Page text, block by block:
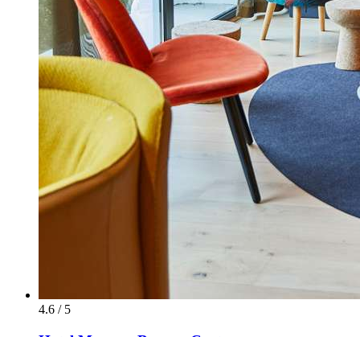
4.6 / 5